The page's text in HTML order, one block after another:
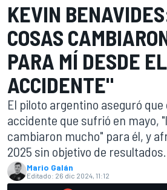
KEVIN
COSAS
PARA MÍ DESDE EL
ACCIDENTE"
El piloto argentino aseguró
accidente que sufrió en mayo,
cambiaron mucho" para él, y
2025 sin objetivo de resultados.
Mario Galán
Editado: 26 dic 2024, 11:12